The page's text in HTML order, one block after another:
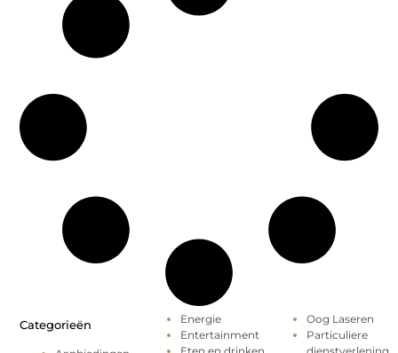
Categorieën
Energie
Entertainment
Oog Laseren
Particuliere